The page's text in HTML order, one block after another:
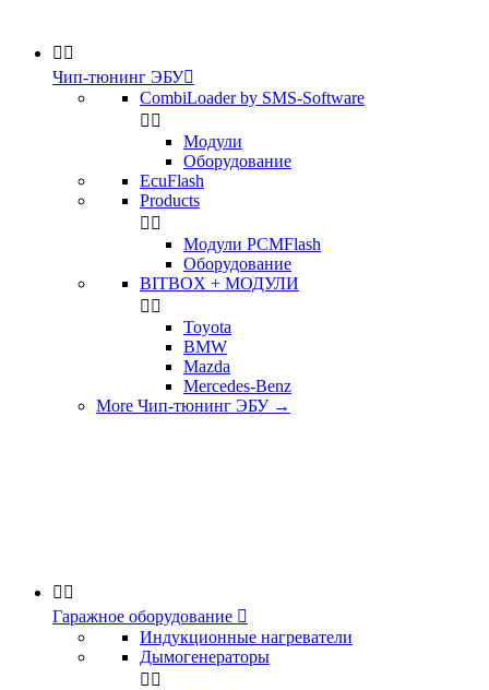
 
Чип-тюнинг ЭБУ
CombiLoader by SMS-Software
 
Модули
Оборудование
EcuFlash
Products
 
Модули PCMFlash
Оборудование
BITBOX + МОДУЛИ
 
Toyota
BMW
Mazda
Mercedes-Benz
More Чип-тюнинг ЭБУ →
 
Гаражное оборудование 
Индукционные нагреватели
Дымогенераторы
 